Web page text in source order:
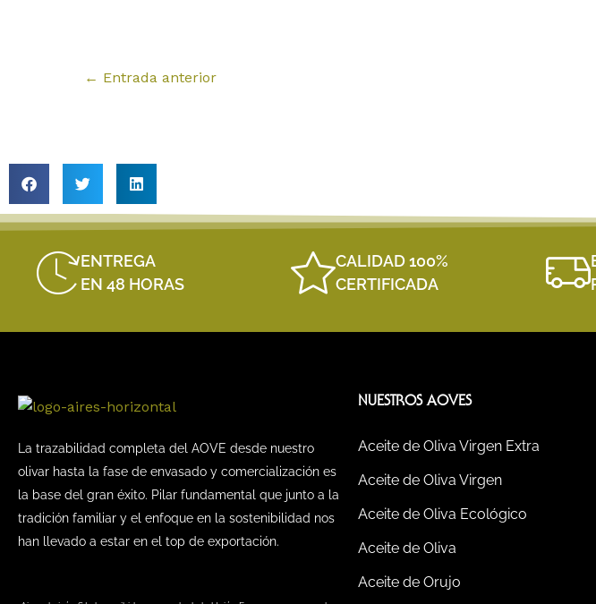
← Entrada anterior
ENTREGA
EN 48 HORAS
CALIDAD 100%
CERTIFICADA
La trazabilidad completa del AOVE desde nuestro
olivar hasta la fase de envasado y comercialización es
la base del gran éxito. Pilar fundamental que junto a la
tradición familiar y el enfoque en la sostenibilidad nos
han llevado a estar en el top de exportación.
NUESTROS AOVES
Aceite de Oliva Virgen Extra
Aceite de Oliva Virgen
Aceite de Oliva Ecológico
Aceite de Oliva
Aceite de Orujo